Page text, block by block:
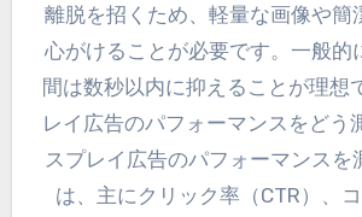
離脱を招くため、軽量な画像や簡
心がけることが必要です。一般的
間は数秒以内に抑えることが理想
レイ広告のパフォーマンスをどう
スプレイ広告のパフォーマンスを
は、主にクリック率（CTR）、